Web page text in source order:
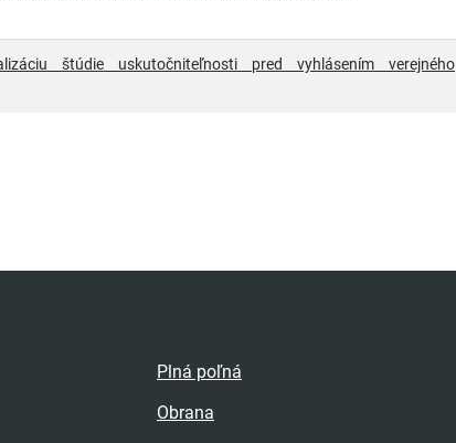
štúdie uskutočniteľnosti pred vyhlásením verejného
Plná poľná
Obrana